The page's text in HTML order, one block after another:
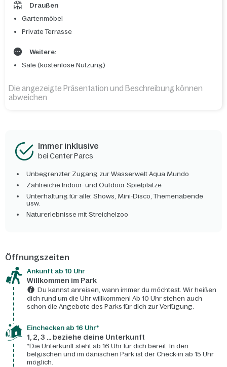
Draußen
Gartenmöbel
Private Terrasse
Weitere:
Safe (kostenlose Nutzung)
Die angezeigte Präsentation und Beschreibung können
abweichen
Immer inklusive
bei Center Parcs
Unbegrenzter Zugang zur Wasserwelt Aqua Mundo
Zahlreiche Indoor- und Outdoor-Spielplätze
Unterhaltung für alle: Shows, Mini-Disco, Themenabende
usw.
Naturerlebnisse mit Streichelzoo
Öffnungszeiten
Ankunft ab 10 Uhr
Willkommen im Park
Du kannst anreisen, wann immer du möchtest. Wir heißen
dich rund um die Uhr willkommen! Ab 10 Uhr stehen auch
schon die Angebote des Parks für dich zur Verfügung.
Einchecken ab 16 Uhr*
1, 2, 3 ... beziehe deine Unterkunft
*Die Unterkunft steht ab 16 Uhr für dich bereit. In den
belgischen und im dänischen Park ist der Check-in ab 15 Uhr
möglich.